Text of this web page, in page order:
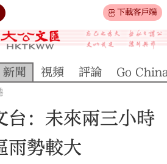
下載客戶端
新聞 視頻 評論 Go
台：未來兩三小時
雨勢較大